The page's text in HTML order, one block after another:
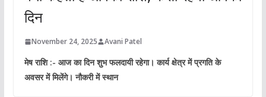
दिन
November 24, 2025 Avani Patel
मेष राशि :- आज का दिन शुभ फलदायी रहेगा। कार्य क्षेत्र में प्रगति के
अवसर में मिलेंगे। नौकरी में स्थान